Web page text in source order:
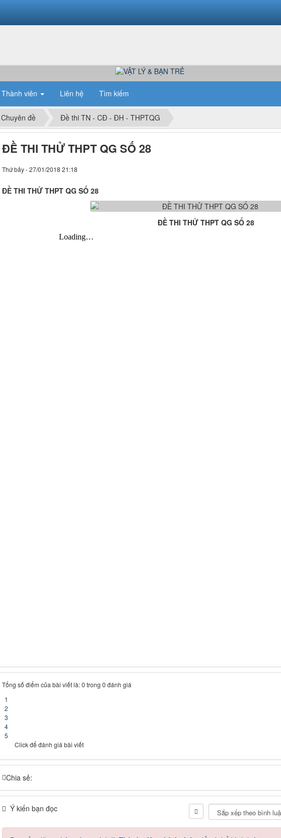
Thành viên Liên hệ Tìm kiếm
Chuyên đề Đề thi TN - CĐ - ĐH - THPTQG
ĐỀ THI THỬ THPT QG SỐ 28
Thứ bảy - 27/01/2018 21:18
ĐỀ THI THỬ THPT QG SỐ 28
ĐỀ THI THỬ THPT QG SỐ 28
Tổng số điểm của bài viết là: 0 trong 0 đánh giá
1
2
3
4
5
Click để đánh giá bài viết
Chia sẻ:
Ý kiến bạn đọc